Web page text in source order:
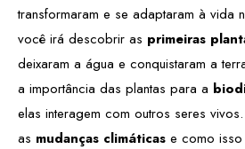
transformaram e se adaptaram à vida
você irá descobrir as primeiras
deixaram a água e conquistaram a
a importância das plantas para a
elas interagem com outros seres
as mudanças climáticas e como